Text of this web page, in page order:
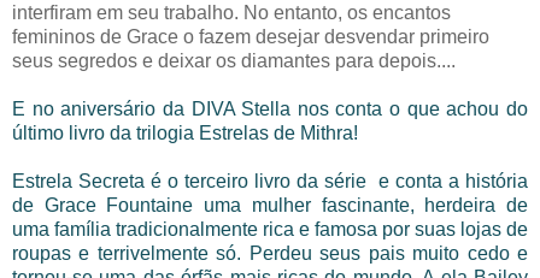
interfiram em seu trabalho. No entanto, os encantos
femininos de Grace o fazem desejar desvendar primeiro
seus segredos e deixar os diamantes para depois....
E no aniversário da DIVA Stella nos conta o que achou do
último livro da trilogia Estrelas de Mithra!
Estrela Secreta é o terceiro livro da série e conta a história
de Grace Fountaine uma mulher fascinante, herdeira de
uma família tradicionalmente rica e famosa por suas lojas de
roupas e terrivelmente só. Perdeu seus pais muito cedo e